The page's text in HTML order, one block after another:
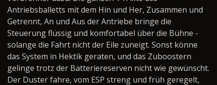
Antriebsballetts mit dem Hin und Her, Zusammen und
Getrennt, An und Aus der Antriebe bringe die
Steuerung flüssig und komfortabel über die Bühne -
solange die Fahrt nicht der Eile zuneigt. Sonst könne
das System in Hektik geraten, und das Zuboostern
gelinge trotz der Batteriereserven nicht wie gewünscht.
Der Duster fahre, vom ESP streng und früh geregelt,